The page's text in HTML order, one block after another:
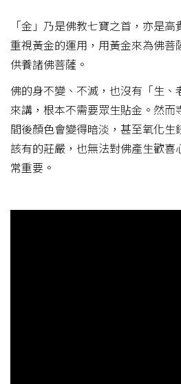
「金」乃是佛教七寶之首，亦是
重視黃金的運用，用黃金來為佛菩
供養諸佛菩薩。
佛的身不變、不滅，也沒有「生、
來講，根本不需要眾生貼金。然而
間後顏色會變得暗淡，甚至氧化
該有的莊嚴，也無法對佛產生歡
常重要。